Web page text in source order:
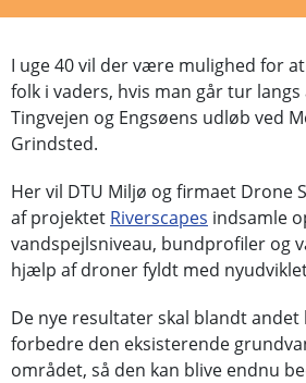
I uge 40 vil der være mulighed for
folk i vaders, hvis man går tur langs
Tingvejen og Engsøens udløb ved
Grindsted.
Her vil DTU Miljø og firmaet Drone
af projektet Riverscapes indsamle
vandspejlsniveau, bundprofiler og
hjælp af droner fyldt med
De nye resultater skal blandt
forbedre den eksisterende
området, så den kan blive endnu